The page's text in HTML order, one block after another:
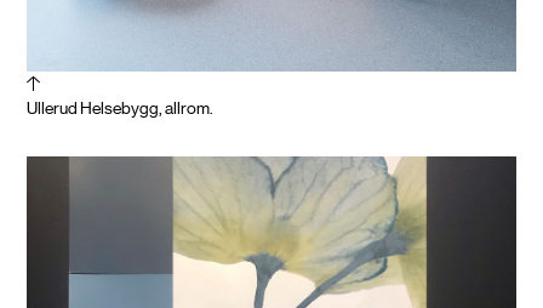
Ullerud Helsebygg, allrom.